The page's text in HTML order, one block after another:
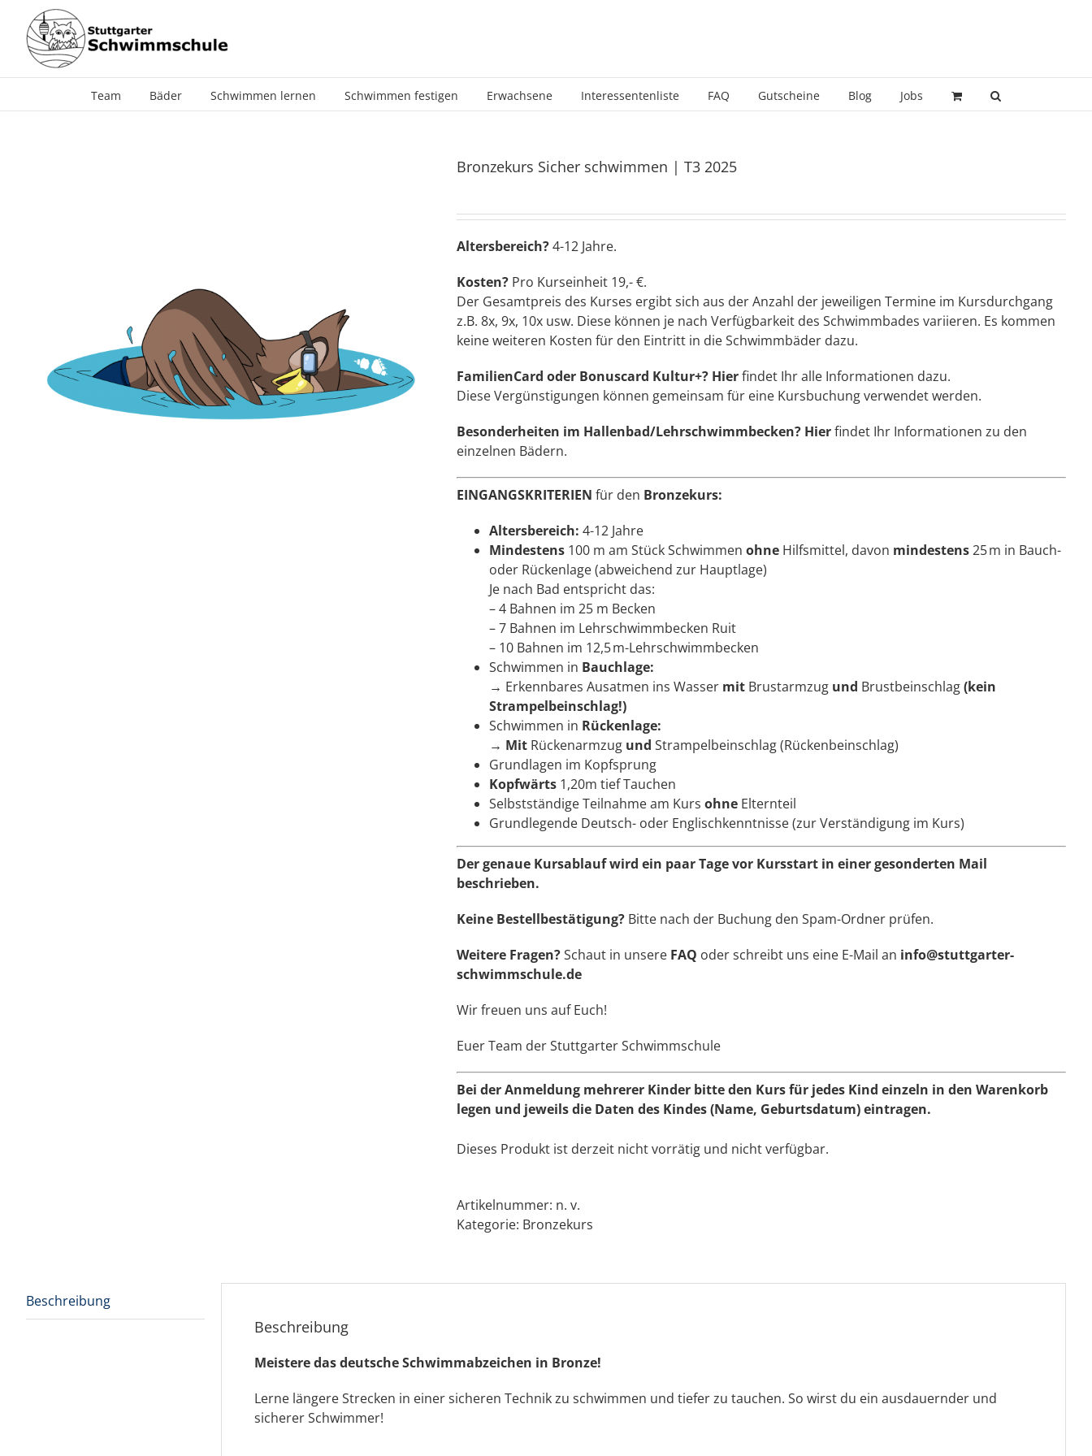
Inhalt
springen
Team Bäder Schwimmen lernen Schwimmen festigen Erwachsene Interessentenliste FAQ Gutscheine Blog Jobs
Bronzekurs Sicher schwimmen | T3 2025
Altersbereich?4-12 Jahre.
Kosten? Pro Kurseinheit 19,- €.
Der Gesamtpreis des Kurses ergibt sich aus der Anzahl der jeweiligen Termine im Kursdurchgang
z.B. 8x, 9x, 10x usw. Diese können je nach Verfügbarkeit des Schwimmbades variieren. Es kommen
keine weiteren Kosten für den Eintritt in die Schwimmbäder dazu.
FamilienCard oder Bonuscard Kultur+? Hierfindet Ihr alle Informationen dazu.
Diese Vergünstigungen können gemeinsam für eine Kursbuchung verwendet werden.
Besonderheiten im Hallenbad/Lehrschwimmbecken? Hierfindet Ihr Informationen zu den
einzelnen Bädern.
EINGANGSKRITERIEN für den Bronzekurs:
Altersbereich: 4-12 Jahre
Mindestens 100 m am Stück Schwimmen ohne Hilfsmittel, davon mindestens25 m in Bauch-
oder Rückenlage (abweichend zur Hauptlage)
Je nach Bad entspricht das:
– 4 Bahnen im 25 m Becken
– 7 Bahnen im Lehrschwimmbecken Ruit
– 10 Bahnen im 12,5 m-Lehrschwimmbecken
Schwimmen in Bauchlage:
→ Erkennbares Ausatmen ins Wasser mit Brustarmzug und Brustbeinschlag(kein
Strampelbeinschlag!)
Schwimmen in Rückenlage:
→ Mit Rückenarmzug und Strampelbeinschlag (Rückenbeinschlag)
Grundlagen im Kopfsprung
Kopfwärts 1,20m tief Tauchen
Selbstständige Teilnahme am Kurs ohne Elternteil
Grundlegende Deutsch- oder Englischkenntnisse (zur Verständigung im Kurs)
Der genaue Kursablauf wird ein paar Tage vor Kursstart in einer gesonderten Mail
beschrieben.
Keine Bestellbestätigung? Bitte nach der Buchung den Spam-Ordner prüfen.
Weitere Fragen?Schaut in unsere FAQ oder schreibt uns eine E-Mail an info@stuttgarter-
schwimmschule.de
Wir freuen uns auf Euch!
Euer Team der Stuttgarter Schwimmschule
Bei der Anmeldung mehrerer Kinder bitte den Kurs für jedes Kind einzeln in den Warenkorb
legen und jeweils die Daten des Kindes (Name, Geburtsdatum) eintragen.
Dieses Produkt ist derzeit nicht vorrätig und nicht verfügbar.
Artikelnummer: n. v.
Kategorie: Bronzekurs
Beschreibung
Beschreibung
Meistere das deutsche Schwimmabzeichen in Bronze!
Lerne längere Strecken in einer sicheren Technik zu schwimmen und tiefer zu tauchen. So wirst du ein ausdauernder und
sicherer Schwimmer!